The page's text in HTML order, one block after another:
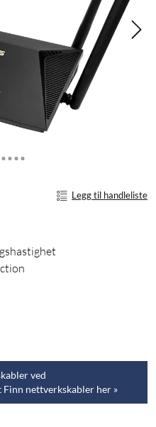
Legg til handleliste
ved
nettverkskabler her »